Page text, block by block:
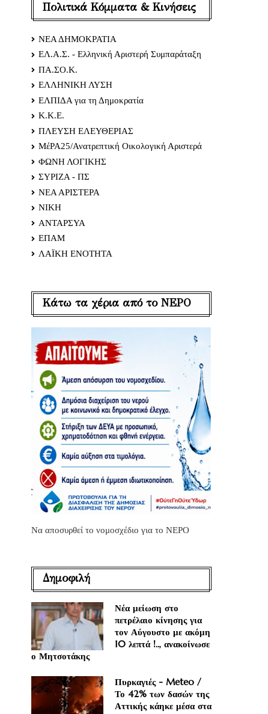
Πολιτικά Κόμματα & Κινήσεις
ΝΕΑ ΔΗΜΟΚΡΑΤΙΑ
ΕΛ.Α.Σ. - Ελληνική Αριστερή Συμπαράταξη
ΠΑ.ΣΟ.Κ.
ΕΛΛΗΝΙΚΗ ΛΥΣΗ
ΕΛΠΙΔΑ για τη Δημοκρατία
Κ.Κ.Ε.
ΠΛΕΥΣΗ ΕΛΕΥΘΕΡΙΑΣ
ΜέΡΑ25/Ανατρεπτική Οικολογική Αριστερά
ΦΩΝΗ ΛΟΓΙΚΗΣ
ΣΥΡΙΖΑ - ΠΣ
ΝΕΑ ΑΡΙΣΤΕΡΑ
ΝΙΚΗ
ΑΝΤΑΡΣΥΑ
ΕΠΑΜ
ΛΑΪΚΗ ΕΝΟΤΗΤΑ
Κάτω τα χέρια από το ΝΕΡΟ
Να αποσυρθεί το νομοσχέδιο για το ΝΕΡΟ
Δημοφιλή
Νέα μείωση στο
πετρέλαιο κίνησης για
τον Αύγουστο με ακόμη
10 λεπτά !.., ανακοίνωσε
ο Μητσοτάκης
Πυρκαγιές - Meteo /
Το 42% των δασών της
Αττικής κάηκε μέσα στα